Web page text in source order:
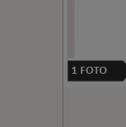
1 FOTO